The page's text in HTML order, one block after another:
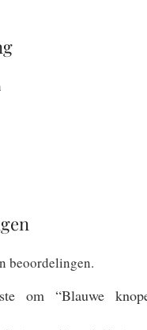
beoordelingen.
om “Blauwe